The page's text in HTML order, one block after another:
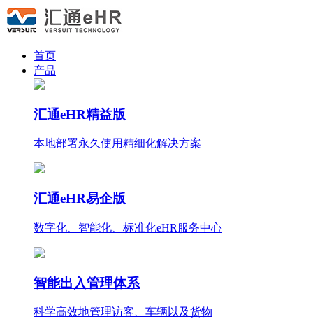
首页
产品
汇通eHR精益版
本地部署永久使用精细化解决方案
汇通eHR易企版
数字化、智能化、标准化eHR服务中心
智能出入管理体系
科学高效地管理访客、车辆以及货物